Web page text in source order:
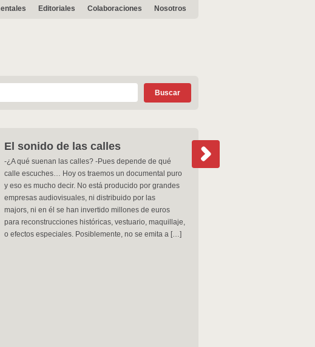
Editoriales Colaboraciones Nosotros
El sonido de las calles
-¿A qué suenan las calles? -Pues depende de qué
calle escuches… Hoy os traemos un documental puro
y eso es mucho decir. No está producido por grandes
empresas audiovisuales, ni distribuido por las
majors, ni en él se han invertido millones de euros
para reconstrucciones históricas, vestuario, maquillaje,
o efectos especiales. Posiblemente, no se emita a […]